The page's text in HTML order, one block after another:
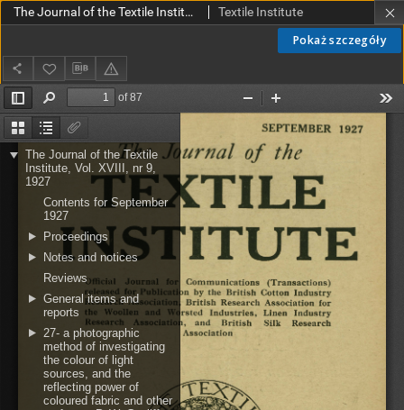
Pokaż szczegóły
The Journal of the Textile Institute Vol. XVIII No. 9 (1927) Textile Institute